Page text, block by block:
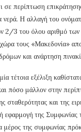
σε περίπτωση
νερά. Η αλλαγή του
2/3 του όλου αριθμό των
τους «Μακεδονία»
και ανάρτηση
τέτοια εξέλιξη
πόσο μάλλον στην
σταθερότητας και της
εφαρμογή της Συμφωνίας
μέρος της συμφωνίας